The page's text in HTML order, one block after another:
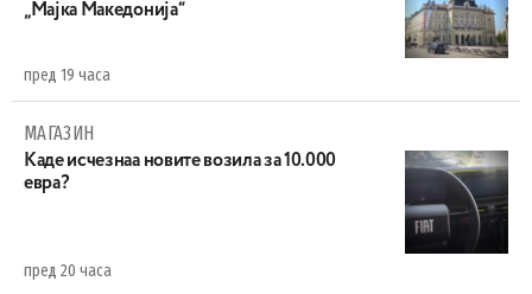
„Мајка Македонија“
пред 19 часа
МАГАЗИН
Каде исчезнаа новите возила за 10.000
евра?
пред 20 часа